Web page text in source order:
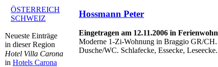
ÖSTERREICH
SCHWEIZ
Neueste Einträge
in dieser Region
Hotel Villa Carona
in Hotels Carona
Hossmann Peter
Eingetragen am 12.11.2006 in
Moderne 1-Zi-Wohnung in Braggio GR/
Dusche/WC. Schlafecke, Essecke,